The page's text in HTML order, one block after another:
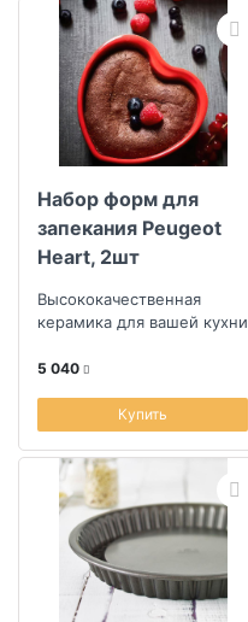
Набор форм для
запекания Peugeot
Heart, 2шт
Высококачественная
керамика для вашей кухни
5 040
Купить